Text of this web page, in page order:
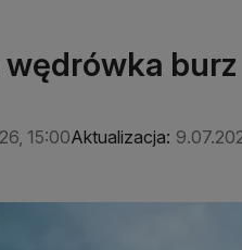
wędrówka burz
15:00Aktualizacja: